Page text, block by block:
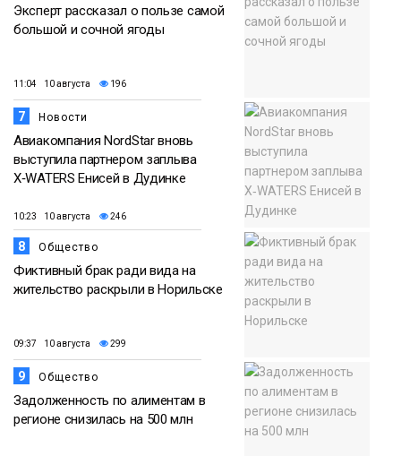
Эксперт рассказал о пользе самой
большой и сочной ягоды
11:04 10 августа 196
7 Новости
Авиакомпания NordStar вновь
выступила партнером заплыва
X‑WATERS Енисей в Дудинке
10:23 10 августа 246
8 Общество
Фиктивный брак ради вида на
жительство раскрыли в Норильске
09:37 10 августа 299
9 Общество
Задолженность по алиментам в
регионе снизилась на 500 млн